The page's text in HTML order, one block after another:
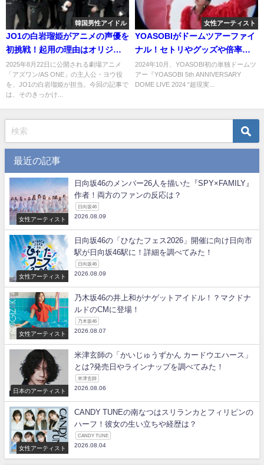
韓国男性アイドル
JO1の白岩瑠姫がアニメの声優を
初挑戦！起用の理由はオリジナ
ル曲？
2025年8月22日に公開される劇場アニメ
「アズワン/AS ONE」の主人公・ヨウ役
を、JO1の白岩瑠姫が担当。今回の記事で
は、そのきっかけ...
女性アーティスト
YOASOBIがドームツアーファイ
ナル！セトリやグッズや倍率な
ど調べてみた
2024年10月、YOASOBI初の単独ドームツ
アー『YOASOBI 5th ANNIVERSARY
DOME LIVE 2024 “超現実...
最近の記事
女性アーティスト
日向坂46のメンバー26人を描いた『SPY×FAMILY』
作者！両方のファンの反応は？
日向坂46
2026.08.09
女性アーティスト
日向坂46の「ひなたフェス2026」開催に向け日向市
駅が日向坂46駅に！詳細を調べてみた！
日向坂46
2026.08.09
女性アーティスト
乃木坂46の井上和がナゲットアイドル！？マクドナ
ルドのCMに登場！
乃木坂46
2026.08.07
日本のアーティスト
米津玄師の「かいじゅうずかん カードウエハース」
とは?発売日やラインナップを調べてみた！
米津玄師
2026.08.06
女性アーティスト
CANDY TUNEの南なつはスリランカとフィリピンの
ハーフ！彼女の生い立ちや経歴は？
CANDY TUNE
2026.08.04